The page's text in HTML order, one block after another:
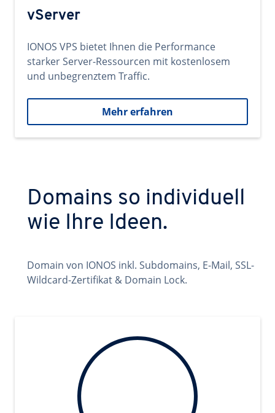
vServer
IONOS VPS bietet Ihnen die Performance
starker Server-Ressourcen mit kostenlosem
und unbegrenztem Traffic.
Mehr erfahren
Domains so individuell
wie Ihre Ideen.
Domain von IONOS inkl. Subdomains, E-Mail, SSL-
Wildcard-Zertifikat & Domain Lock.